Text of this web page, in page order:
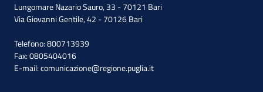
Lungomare Nazario Sauro, 33 - 70121 Bari
Via Giovanni Gentile, 42 - 70126 Bari
Telefono: 800713939
Fax: 0805404016
E-mail:comunicazione@regione.puglia.it